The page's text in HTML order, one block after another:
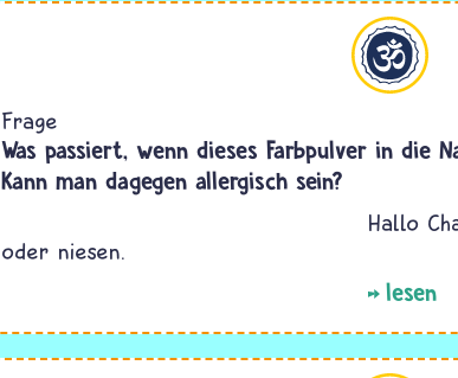
Frage
Was passiert, wenn dieses Farbpulver in die
Kann man dagegen allergisch sein?
Hallo
oder niesen.
lesen